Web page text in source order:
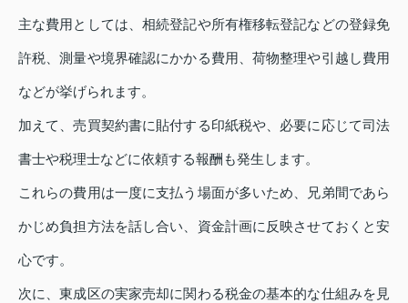
主な費用としては、相続登記や所有権移転登記などの登録免
許税、測量や境界確認にかかる費用、荷物整理や引越し費用
などが挙げられます。
加えて、売買契約書に貼付する印紙税や、必要に応じて司法
書士や税理士などに依頼する報酬も発生します。
これらの費用は一度に支払う場面が多いため、兄弟間であら
かじめ負担方法を話し合い、資金計画に反映させておくと安
心です。
次に、東成区の実家売却に関わる税金の基本的な仕組みを見